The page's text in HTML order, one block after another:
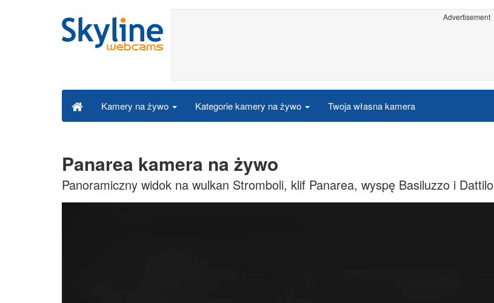
Advertisement
Kamery na żywo Kategorie kamery na żywo Twoja własna kamera
Panarea kamera na żywo
Panoramiczny widok na wulkan Stromboli, klif Panarea, wyspę Basiluzzo i Dattilo